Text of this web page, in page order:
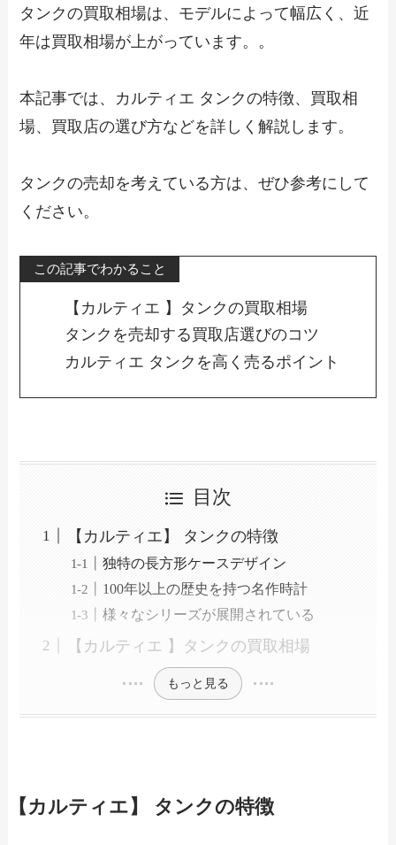
タンクの買取相場は、モデルによって幅広く、近
年は買取相場が上がっています。。
本記事では、カルティエ タンクの特徴、買取相
場、買取店の選び方などを詳しく解説します。
タンクの売却を考えている方は、ぜひ参考にして
ください。
この記事でわかること
【カルティエ 】タンクの買取相場
タンクを売却する買取店選びのコツ
カルティエ タンクを高く売るポイント
目次
【カルティエ】 タンクの特徴
独特の長方形ケースデザイン
100年以上の歴史を持つ名作時計
様々なシリーズが展開されている
【カルティエ 】タンクの買取相場
もっと見る
【カルティエ】 タンクの特徴